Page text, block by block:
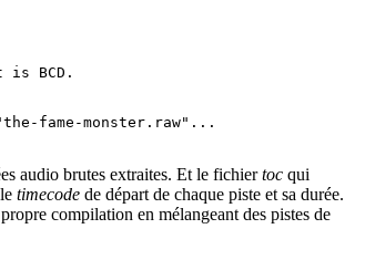
is BCD.
audio brutes extraites. Et le fichiertoc qui
timecode de départ de chaque piste et sa durée.
compilation en mélangeant des pistes de